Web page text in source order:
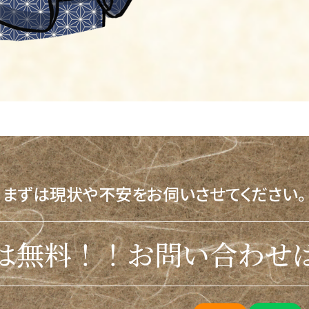
まずは現状や不安をお伺いさせてください。
無料！！お問い合わせ